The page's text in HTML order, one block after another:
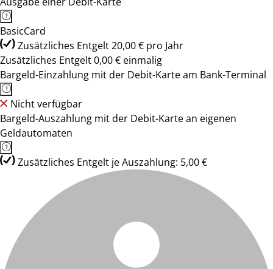
BasicCard
Zusätzliches Entgelt 20,00 € pro Jahr
Zusätzliches Entgelt 0,00 € einmalig
Bargeld-Einzahlung mit der Debit-Karte am Bank-Terminal
Nicht verfügbar
Bargeld-Auszahlung mit der Debit-Karte an eigenen
Geldautomaten
Zusätzliches Entgelt je Auszahlung: 5,00 €